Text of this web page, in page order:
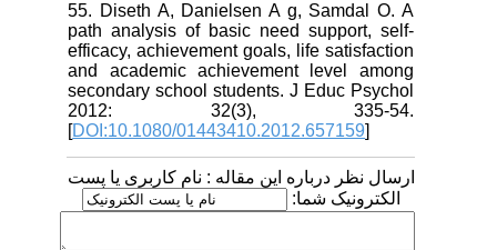
55. Diseth A, Danielsen A g, Samdal O. A
path analysis of basic need support, self-
efficacy, achievement goals, life satisfaction
and academic achievement level among
secondary school students. J Educ Psychol
2012: 32(3), 335-54.
[DOI:10.1080/01443410.2012.657159
ارسال نظر درباره این مقاله : نام کاربری یا پست
الکترونیک شما: